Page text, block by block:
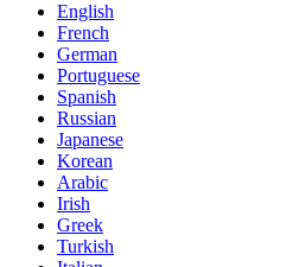
English
French
German
Portuguese
Spanish
Russian
Japanese
Korean
Arabic
Irish
Greek
Turkish